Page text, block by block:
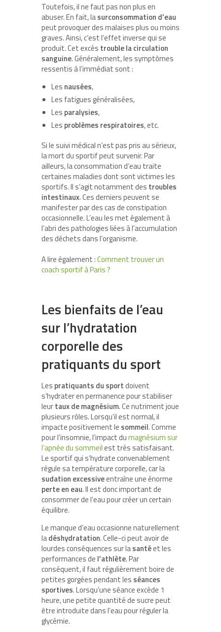
Toutefois, il ne faut pas non plus en
abuser. En fait, lasurconsommation d’eau
peut provoquer des malaises plus ou moins
graves. Ainsi, c’est l’effet inverse qui se
produit. Cet excès trouble lacirculation
sanguine. Généralement, les symptômes
ressentis à l’immédiat sont :
Les nausées,
Les fatigues généralisées,
Les paralysies,
Les problèmes respiratoires, etc.
Si le suivi médical n’est pas pris au sérieux,
la mort du sportif peut survenir. Par
ailleurs, la consommation d’eau traite
certaines maladies dont sont victimes les
sportifs. Il s’agit notamment des troubles
intestinaux. Ces derniers peuvent se
manifester par des cas de constipation
occasionnelle. L’eau les met également à
l’abri des pathologies liées à l’accumulation
des déchets dans l’organisme.
A lire également :Comment trouver un
coach sportif à Paris ?
Les bienfaits de l’eau
sur l’hydratation
corporelle des
pratiquants du sport
Les pratiquants du sportdoivent
s’hydrater en permanence pour stabiliser
leurtaux de magnésium. Ce nutriment joue
plusieurs rôles. Lorsqu’il est normal, il
impacte positivement le sommeil. Comme
pour l’insomnie, l’impact dumagnésium sur
l’apnée du sommeilest très satisfaisant.
Le sportif qui s’hydrate convenablement
régule sa température corporelle, car la
sudation excessiveentraîne une énorme
perte en eau. Il est donc important de
consommer de l’eau pour créer un certain
équilibre.
Le manque d’eau occasionne naturellement
ladéshydratation. Celle-ci peut avoir de
lourdes conséquences sur lasantéet les
performances de l’athlète. Par
conséquent, il faut régulièrement boire de
petites gorgées pendant les séances
sportives. Lorsqu’une séance excède 1
heure, une petite quantité de sucre peut
être introduite dans l’eau pour réguler la
glycémie.